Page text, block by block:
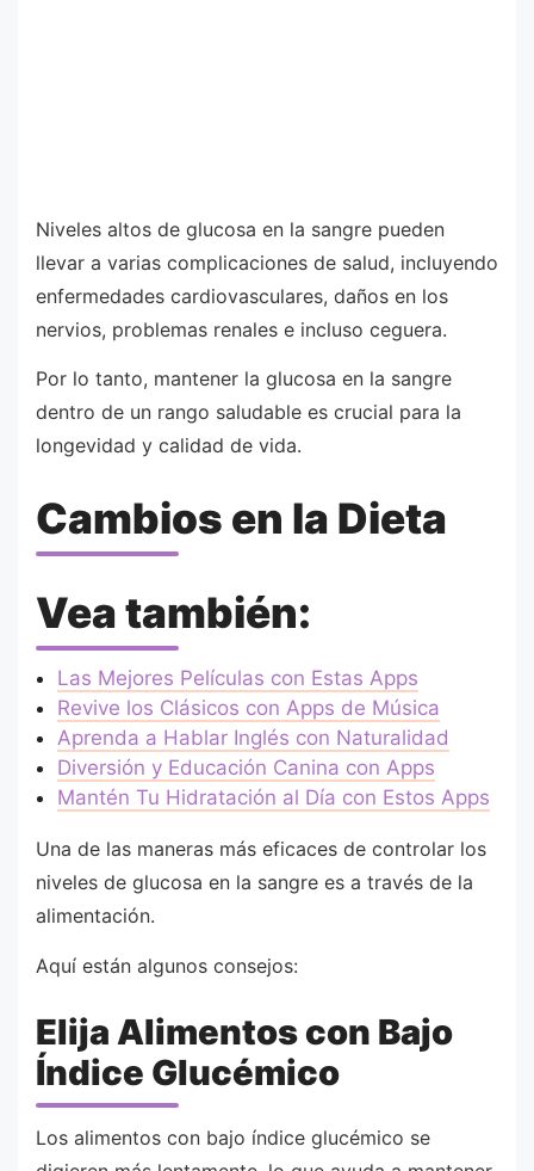
Niveles altos de glucosa en la sangre pueden
llevar a varias complicaciones de salud, incluyendo
enfermedades cardiovasculares, daños en los
nervios, problemas renales e incluso ceguera.
Por lo tanto, mantener la glucosa en la sangre
dentro de un rango saludable es crucial para la
longevidad y calidad de vida.
Cambios en la Dieta
Vea también:
Las Mejores Películas con Estas Apps
Revive los Clásicos con Apps de Música
Aprenda a Hablar Inglés con Naturalidad
Diversión y Educación Canina con Apps
Mantén Tu Hidratación al Día con Estos Apps
Una de las maneras más eficaces de controlar los
niveles de glucosa en la sangre es a través de la
alimentación.
Aquí están algunos consejos:
Elija Alimentos con Bajo
Índice Glucémico
Los alimentos con bajo índice glucémico se